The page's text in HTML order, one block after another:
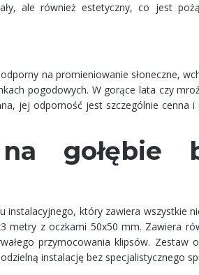
ale również estetyczny, co jest
na promieniowanie słoneczne,
pogodowych. W gorące lata czy
jej odporność jest szczególnie cenna i
gołębie
instalacyjnego, który zawiera wszystkie
metry z oczkami 50x50 mm. Zawiera
przymocowania klipsów. Zestaw
instalację bez specjalistycznego